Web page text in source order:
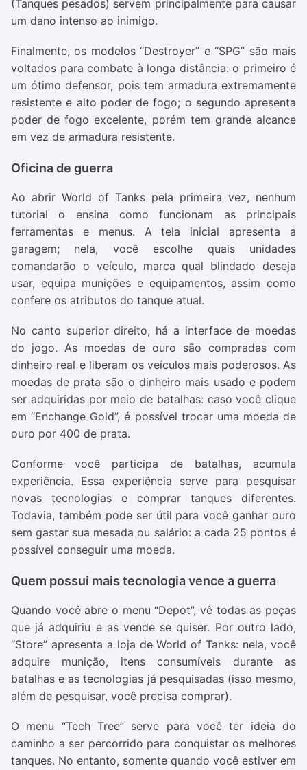
(Tanques pesados) servem principalmente para causar
um dano intenso ao inimigo.
Finalmente, os modelos “Destroyer” e “SPG” são mais
voltados para combate à longa distância: o primeiro é
um ótimo defensor, pois tem armadura extremamente
resistente e alto poder de fogo; o segundo apresenta
poder de fogo excelente, porém tem grande alcance
em vez de armadura resistente.
Oficina de guerra
Ao abrir World of Tanks pela primeira vez, nenhum
tutorial o ensina como funcionam as principais
ferramentas e menus. A tela inicial apresenta a
garagem; nela, você escolhe quais unidades
comandarão o veículo, marca qual blindado deseja
usar, equipa munições e equipamentos, assim como
confere os atributos do tanque atual.
No canto superior direito, há a interface de moedas
do jogo. As moedas de ouro são compradas com
dinheiro real e liberam os veículos mais poderosos. As
moedas de prata são o dinheiro mais usado e podem
ser adquiridas por meio de batalhas: caso você clique
em “Enchange Gold”, é possível trocar uma moeda de
ouro por 400 de prata.
Conforme você participa de batalhas, acumula
experiência. Essa experiência serve para pesquisar
novas tecnologias e comprar tanques diferentes.
Todavia, também pode ser útil para você ganhar ouro
sem gastar sua mesada ou salário: a cada 25 pontos é
possível conseguir uma moeda.
Quem possui mais tecnologia vence a guerra
Quando você abre o menu “Depot”, vê todas as peças
que já adquiriu e as vende se quiser. Por outro lado,
“Store” apresenta a loja de World of Tanks: nela, você
adquire munição, itens consumíveis durante as
batalhas e as tecnologias já pesquisadas (isso mesmo,
além de pesquisar, você precisa comprar).
O menu “Tech Tree” serve para você ter ideia do
caminho a ser percorrido para conquistar os melhores
tanques. No entanto, somente quando você estiver em